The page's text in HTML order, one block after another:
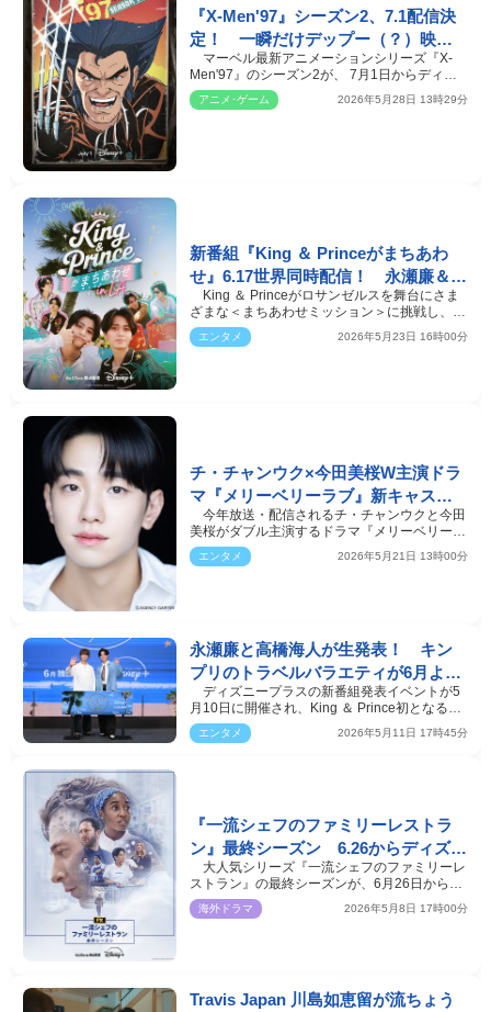
『X-Men'97』シーズン2、7.1配信決
定！ 一瞬だけデップー（？）映る
予告編も公開
マーベル最新アニメーションシリーズ『X-
Men'97』のシーズン2が、 7月1日からディズ
ニー公式動画配信サ…
アニメ･ゲーム 2026年5月28日 13時29分
新番組『King ＆ Princeがまちあわ
せ』6.17世界同時配信！ 永瀬廉＆高
橋海人の“LAエモ旅”映した本予告公
開
King ＆ Princeがロサンゼルスを舞台にさま
ざまな＜まちあわせミッション＞に挑戦し、ふ
たりの絆を確か…
エンタメ 2026年5月23日 16時00分
チ・チャンウク×今田美桜W主演ドラ
マ『メリーベリーラブ』新キャスト
にナム・ユンス「大きな期待ととき
めきを抱いています」
今年放送・配信されるチ・チャンウクと今田
美桜がダブル主演するドラマ『メリーベリーラ
ブ』に、新たな…
エンタメ 2026年5月21日 13時00分
永瀬廉と高橋海人が生発表！ キン
プリのトラベルバラエティが6月より
配信 絆を感じさせるトークも展開
ディズニープラスの新番組発表イベントが5
月10日に開催され、King ＆ Prince初となるト
ラベルバラエティ…
エンタメ 2026年5月11日 17時45分
『一流シェフのファミリーレストラ
ン』最終シーズン 6.26からディズニ
ープラスで全話一挙配信
大人気シリーズ『一流シェフのファミリーレ
ストラン』の最終シーズンが、6月26日からデ
ィズニー公式動画…
海外ドラマ 2026年5月8日 17時00分
Travis Japan 川島如恵留が流ちょう